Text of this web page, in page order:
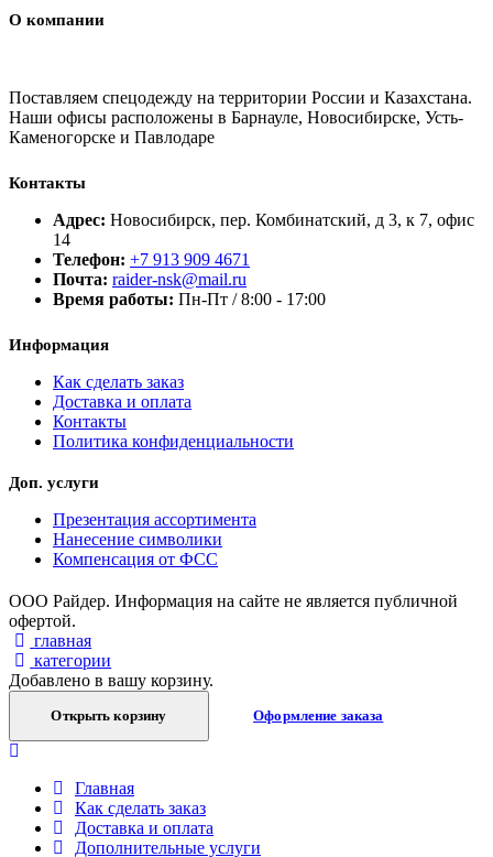
О компании
Поставляем спецодежду на территории России и Казахстана.
Наши офисы расположены в Барнауле, Новосибирске, Усть-
Каменогорске и Павлодаре
Контакты
Адрес: Новосибирск, пер. Комбинатский, д 3, к 7, офис
14
Телефон: +7 913 909 4671
Почта: raider-nsk@mail.ru
Время работы: Пн-Пт / 8:00 - 17:00
Информация
Как сделать заказ
Доставка и оплата
Контакты
Политика конфиденциальности
Доп. услуги
Презентация ассортимента
Нанесение символики
Компенсация от ФСС
ООО Райдер. Информация на сайте не является публичной
офертой.
главная
категории
Добавлено в вашу корзину.
Открыть корзину Оформление заказа
Главная
Как сделать заказ
Доставка и оплата
Дополнительные услуги